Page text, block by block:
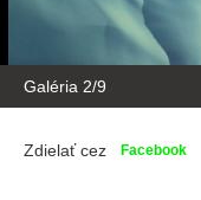
Galéria 2/9
Zdielať cez Facebook